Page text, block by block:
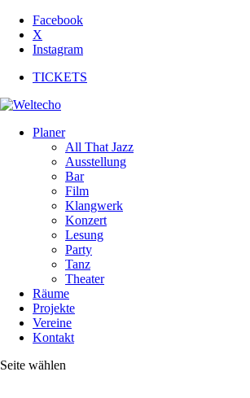
Facebook
X
Instagram
TICKETS
Planer
All That Jazz
Ausstellung
Bar
Film
Klangwerk
Konzert
Lesung
Party
Tanz
Theater
Räume
Projekte
Vereine
Kontakt
Seite wählen